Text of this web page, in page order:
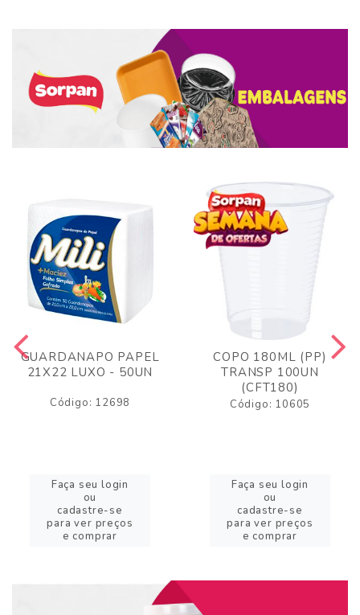
GUARDANAPO PAPEL
21X22 LUXO - 50UN
Código: 12698
Faça seu login
ou
cadastre-se
para ver preços
e comprar
COPO 180ML (PP)
TRANSP 100UN
(CFT180)
Código: 10605
Faça seu login
ou
cadastre-se
para ver preços
e comprar